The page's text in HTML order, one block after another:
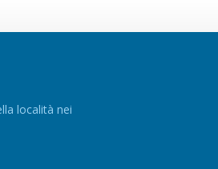
località nei